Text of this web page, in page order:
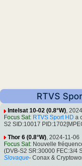
RTVS
Intelsat 10-02 (0.8°W),
Focus Sat: RTVS Sport HD a
S2 SID:10017
Thor 6 (0.8°W) , 2024-11-06
Focus Sat: Nouvelle
(DVB-S2 SR:30000 FEC:3/4
Slovaque- Conax &